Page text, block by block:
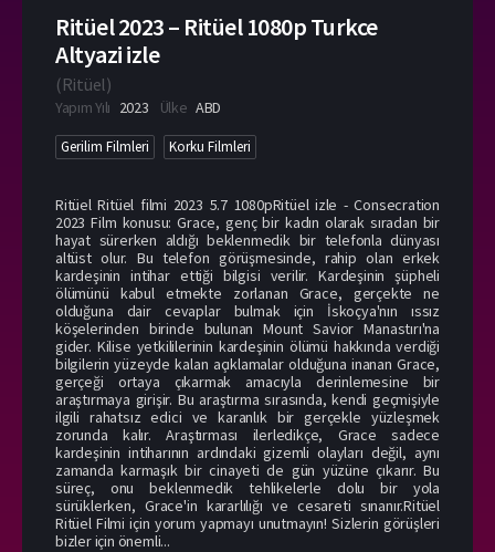
Ritüel 2023 – Ritüel 1080p Turkce
Altyazi izle
(Ritüel)
Yapım Yılı 2023 Ülke ABD
Gerilim Filmleri Korku Filmleri
Ritüel Ritüel filmi 2023 5.7 1080pRitüel izle - Consecration
2023 Film konusu: Grace, genç bir kadın olarak sıradan bir
hayat sürerken aldığı beklenmedik bir telefonla dünyası
altüst olur. Bu telefon görüşmesinde, rahip olan erkek
kardeşinin intihar ettiği bilgisi verilir. Kardeşinin şüpheli
ölümünü kabul etmekte zorlanan Grace, gerçekte ne
olduğuna dair cevaplar bulmak için İskoçya'nın ıssız
köşelerinden birinde bulunan Mount Savior Manastırı'na
gider. Kilise yetkililerinin kardeşinin ölümü hakkında verdiği
bilgilerin yüzeyde kalan açıklamalar olduğuna inanan Grace,
gerçeği ortaya çıkarmak amacıyla derinlemesine bir
araştırmaya girişir. Bu araştırma sırasında, kendi geçmişiyle
ilgili rahatsız edici ve karanlık bir gerçekle yüzleşmek
zorunda kalır. Araştırması ilerledikçe, Grace sadece
kardeşinin intiharının ardındaki gizemli olayları değil, aynı
zamanda karmaşık bir cinayeti de gün yüzüne çıkarır. Bu
süreç, onu beklenmedik tehlikelerle dolu bir yola
sürüklerken, Grace'in kararlılığı ve cesareti sınanır.Ritüel
Ritüel Filmi için yorum yapmayı unutmayın! Sizlerin görüşleri
bizler için önemli...